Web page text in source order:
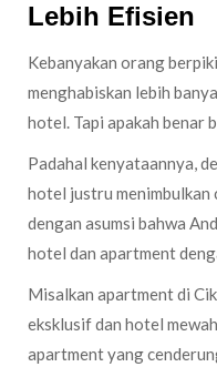
Lebih Efisien
Kebanyakan orang
menghabiskan lebih
hotel. Tapi apakah benar
Padahal kenyataannya,
hotel justru menimbulkan
dengan asumsi bahwa
hotel dan apartment
Misalkan apartment di
eksklusif dan hotel
apartment yang